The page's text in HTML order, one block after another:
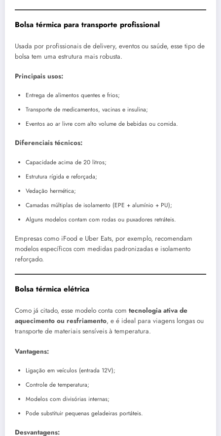
Bolsa térmica para transporte profissional
Usada por profissionais de delivery, eventos ou saúde, esse tipo de
bolsa tem uma estrutura mais robusta.
Principais usos:
Entrega de alimentos quentes e frios;
Transporte de medicamentos, vacinas e insulina;
Eventos ao ar livre com alto volume de bebidas ou comida.
Diferenciais técnicos:
Capacidade acima de 20 litros;
Estrutura rígida e reforçada;
Vedação hermética;
Camadas múltiplas de isolamento (EPE + alumínio + PU);
Alguns modelos contam com rodas ou puxadores retráteis.
Empresas como iFood e Uber Eats, por exemplo, recomendam
modelos específicos com medidas padronizadas e isolamento
reforçado.
Bolsa térmica elétrica
Como já citado, esse modelo conta com tecnologia ativa de
aquecimento ou resfriamento, e é ideal para viagens longas ou
transporte de materiais sensíveis à temperatura.
Vantagens:
Ligação em veículos (entrada 12V);
Controle de temperatura;
Modelos com divisórias internas;
Pode substituir pequenas geladeiras portáteis.
Desvantagens: